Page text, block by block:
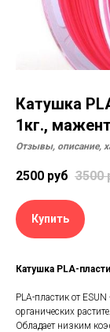
Катушка
1кг.,
Отзывы, описание,
2500 руб 3500
Купить
Катушка PLA-
PLA-пластик от
органических
Обладает низким